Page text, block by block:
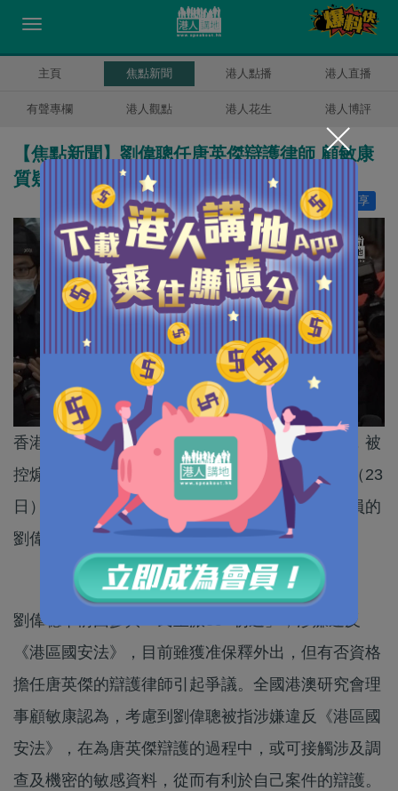
主頁 焦點新聞 港人點播 港人直播
有聲專欄 港人觀點 港人花生 港人博評
【焦點新聞】劉偉聰任唐英傑辯護律師 顧敏康
質疑或存在風險
分享
讚好 6
香港首宗違反《港區國安法》案件的被告唐英傑，被
控煽動他人分裂國家及恐怖活動罪，案件於周三（23
日）於高等法院開審。身兼大律師及深水埗區議員的
劉偉聰，獲法援署委派為被告唐英傑的代表律師。
劉偉聰早前因參與「民主派35+初選」，涉嫌違反
《港區國安法》，目前雖獲准保釋外出，但有否資格
擔任唐英傑的辯護律師引起爭議。全國港澳研究會理
事顧敏康認為，考慮到劉偉聰被指涉嫌違反《港區國
安法》，在為唐英傑辯護的過程中，或可接觸涉及調
查及機密的敏感資料，從而有利於自己案件的辯護。